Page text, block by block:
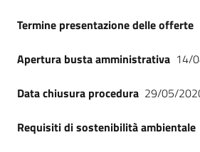
Termine presentazione delle offerte
Apertura busta amministrativa 14/
Data chiusura procedura 29/05/
Requisiti di sostenibilità ambientale